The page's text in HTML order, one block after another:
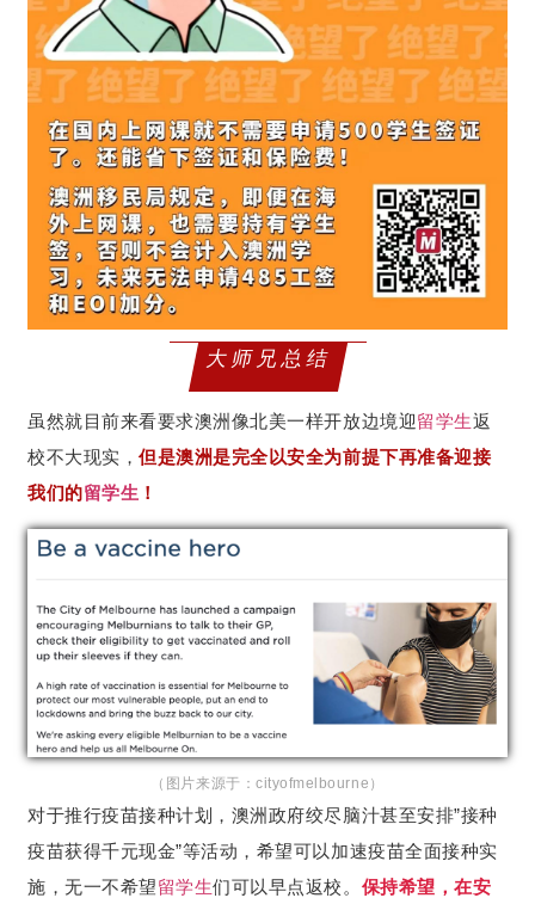
大师兄总结
虽然就目前来看要求澳洲像北美一样开放边境迎留学生返
校不大现实，但是澳洲是完全以安全为前提下再准备迎接
我们的留学生 ！
（图片来源于：cityofmelbourne）
对于推行疫苗接种计划，澳洲政府绞尽脑汁甚至安排”接种
疫苗获得千元现金”等活动，希望可以加速疫苗全面接种实
施，无一不希望留学生们可以早点返校。 保持希望，在安